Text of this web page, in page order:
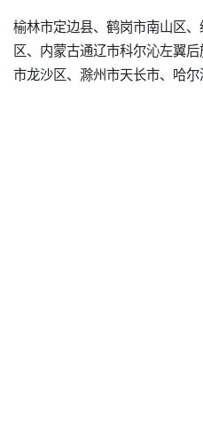
榆林市定边县、鹤岗市南山区
区、内蒙古通辽市科尔沁左翼
市龙沙区、滁州市天长市、哈